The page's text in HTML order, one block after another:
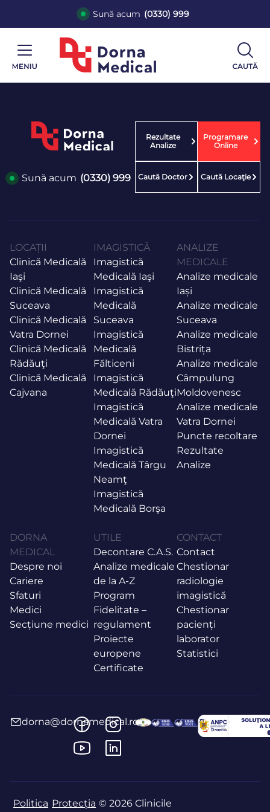
Sună acum (0330) 999
Sună acum (0330) 999
Rezultate
Analize
Programare
Online
Caută Doctor Caută Locaţie
LOCAȚII
Clinică Medicală
Iaşi
Clinică Medicală
Suceava
Clinică Medicală
Vatra Dornei
Clinică Medicală
Rădăuţi
Clinică Medicală
Cajvana
IMAGISTICĂ
Imagistică
Medicală Iaşi
Imagistică
Medicală
Suceava
Imagistică
Medicală
Fălticeni
Imagistică
Medicală Rădăuţi
Imagistică
Medicală Vatra
Dornei
Imagistică
Medicală Târgu
Neamţ
Imagistică
Medicală Borşa
ANALIZE
MEDICALE
Analize medicale
Iași
Analize medicale
Suceava
Analize medicale
Bistrița
Analize medicale
Câmpulung
Moldovenesc
Analize medicale
Vatra Dornei
Puncte recoltare
Rezultate
Analize
DORNA
MEDICAL
Despre noi
Cariere
Sfaturi
Medici
Secțiune medici
UTILE
Decontare C.A.S.
Analize medicale
de la A-Z
Program
Fidelitate –
regulament
Proiecte
europene
Certificate
CONTACT
Contact
Chestionar
radiologie
imagistică
Chestionar
pacienți
laborator
Statistici
dorna@dornamedical.ro
Politica Protecția © 2026 Clinicile